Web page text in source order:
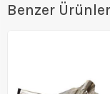
Benzer Ürünler